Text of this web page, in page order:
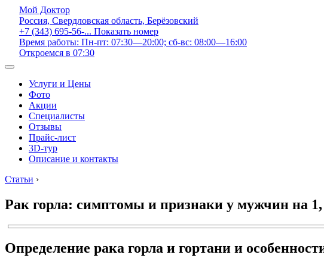
Мой Доктор
Россия, Свердловская область, Берёзовский
+7 (343) 695-56-... Показать номер
Время работы: Пн-пт: 07:30—20:00; сб-вс: 08:00—16:00
Откроемся в 07:30
Услуги и Цены
Фото
Акции
Специалисты
Отзывы
Прайс-лист
3D-тур
Описание и контакты
Статьи ›
Рак горла: симптомы и признаки у мужчин на 1,
Определение рака горла и гортани и